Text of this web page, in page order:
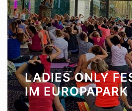
LADIES ONLY
IM